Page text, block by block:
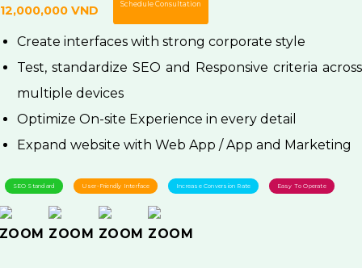
Contact Us Schedule Consultation
Create interfaces with strong corporate style
Test, standardize SEO and Responsive criteria across
multiple devices
Optimize On-site Experience in every detail
Expand website with Web App / App and Marketing
SEO Standard User-Friendly Interface Increase Conversion Rate Easy To Operate